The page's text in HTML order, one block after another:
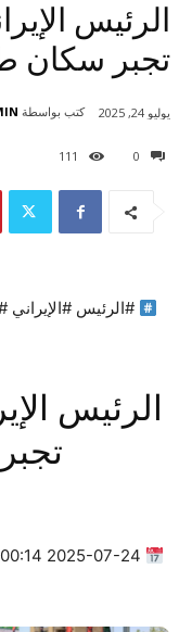
الرئيس
تجبر سكان
0
111
يوليو 24, 2025 كتب بواسطة
#الرئيس
الرئيس